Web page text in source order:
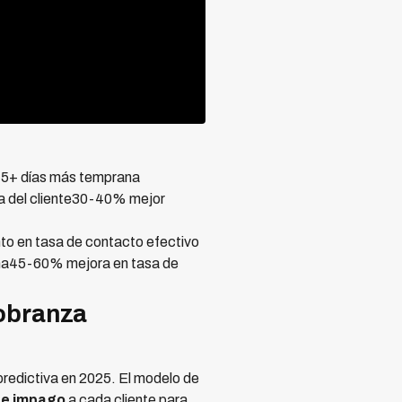
días más temprana
del cliente30-40% mejor
en tasa de contacto efectivo
60% mejora en tasa de
en 2025. El modelo de